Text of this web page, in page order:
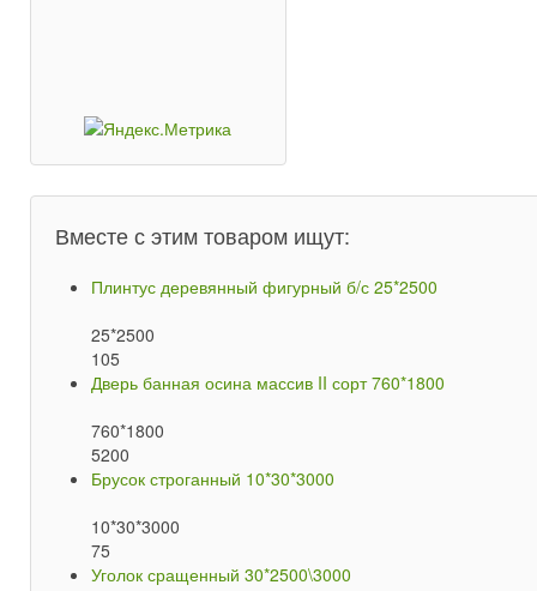
Вместе с этим товаром ищут:
Плинтус деревянный фигурный б/с 25*2500
25*2500
105
Дверь банная осина массив II сорт 760*1800
760*1800
5200
Брусок строганный 10*30*3000
10*30*3000
75
Уголок сращенный 30*2500\3000